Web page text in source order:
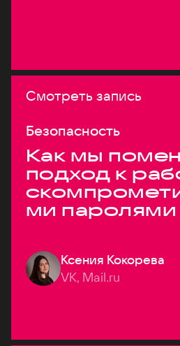
Смотреть запись
Безопасность
Как мы
подход к
ми паролями
Ксения Кокорева
VK, Mail.ru